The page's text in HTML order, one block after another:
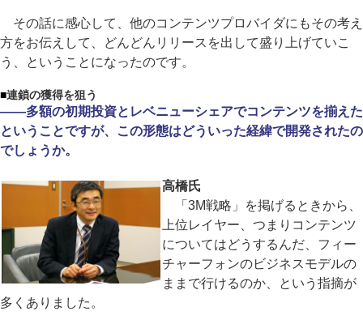
その話に感心して、他のコンテンツプロバイダにもその考え
方をお伝えして、どんどんリリースを出して盛り上げていこ
う、ということになったのです。
■連鎖の獲得を狙う
――多額の初期投資とレベニューシェアでコンテンツを揃えた
ということですが、この形態はどういった経緯で開発されたの
でしょうか。
高橋氏
「3M戦略」を掲げるときから、
上位レイヤー、つまりコンテンツ
についてはどうするんだ、フィー
チャーフォンのビジネスモデルの
ままで行けるのか、という指摘が
多くありました。